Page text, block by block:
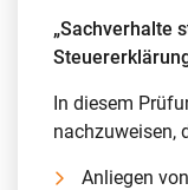
„Sachverhalte
In diesem
nachzuweisen,
Anliegen